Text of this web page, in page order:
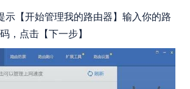
示【开始管理我的路由器】输入你的路
，点击【下一步】